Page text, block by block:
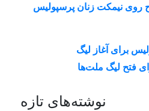
نیمکت زنان پرسپولیس
برای آغاز لیگ
نوشته‌های تازه